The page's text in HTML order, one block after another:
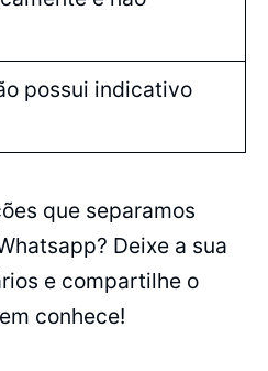
possui indicativo
que separamos
Deixe a sua
e compartilhe o
conhece!